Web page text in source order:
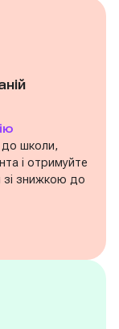
до школи,
і отримуйте
зі знижкою до